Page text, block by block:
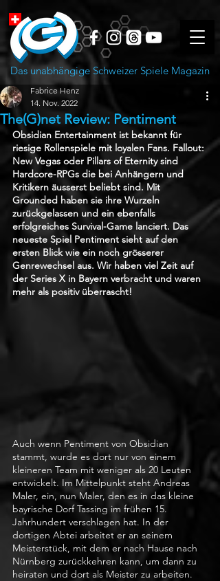
Das unabhängige Schweizer Spiele Magazin
The(G)net Review: Pentiment
Fabrice Henz
14. Nov. 2022
Obsidian Entertainment ist bekannt für
riesige Rollenspiele mit loyalen Fans. Fallout:
New Vegas oder Pillars of Eternity sind
Hardcore-RPGs die bei Anhängern und
Kritikern äusserst beliebt sind. Mit
Grounded haben sie ihre Wurzeln
zurückgelassen und ein ebenfalls
erfolgreiches Survival-Game lanciert. Das
neueste Spiel Pentiment sieht auf den
ersten Blick wie ein noch grösserer
Genrewechsel aus. Wir haben viel Zeit auf
der Series X in Bayern verbracht und waren
mehr als positiv überrascht!
Auch wenn Pentiment von Obsidian
stammt, wurde es dort nur von einem
kleineren Team mit weniger als 20 Leuten
entwickelt. Im Mittelpunkt steht Andreas
Maler, ein, nun Maler, den es in das kleine
bayrische Dorf Tassing im frühen 15.
Jahrhundert verschlagen hat. In der
dortigen Abtei arbeitet er an seinem
Meisterstück, mit dem er nach Hause nach
Nürnberg zurückkehren kann, um dann zu
heiraten und dort als Meister zu arbeiten.